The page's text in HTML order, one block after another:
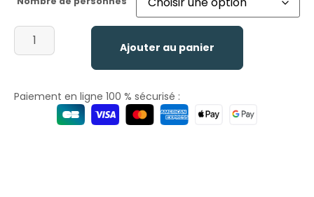
Ajouter au panier
Paiement en ligne 100 % sécurisé :